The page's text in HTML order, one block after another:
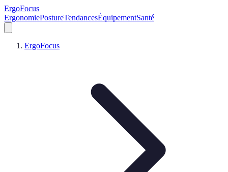
ErgoFocus
ErgonomiePostureTendancesÉquipementSanté
ErgoFocus